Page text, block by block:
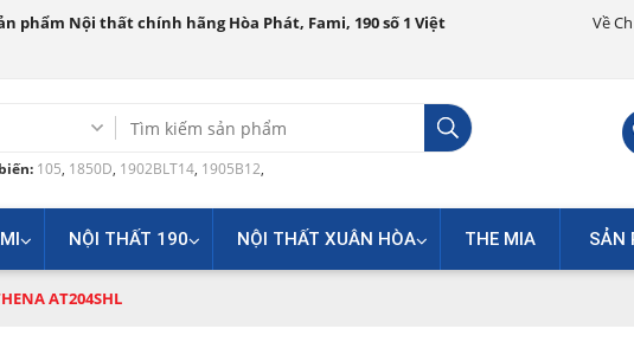
phẩm Nội thất chính hãng Hòa Phát, Fami, 190 số 1 Việt
Về
for:
105, 1850D, 1902BLT14, 1905B12,
NỘI THẤT 190 NỘI THẤT XUÂN HÒA THE MIA SẢN
AT204SHL